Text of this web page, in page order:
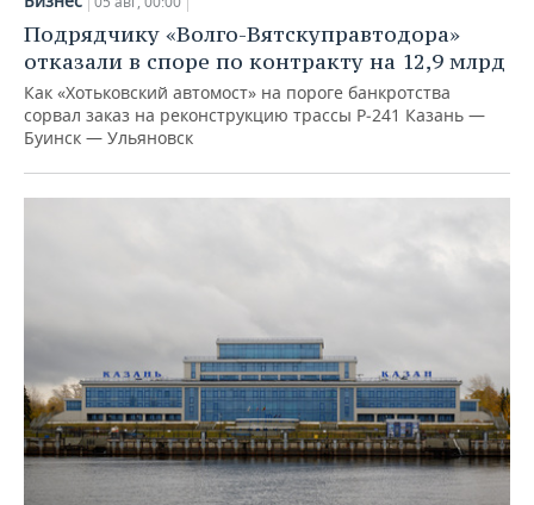
Подрядчику «Волго-Вятскуправтодора»
отказали в споре по контракту на 12,9 млрд
Как «Хотьковский автомост» на пороге банкротства
сорвал заказ на реконструкцию трассы Р‑241 Казань —
Буинск — Ульяновск